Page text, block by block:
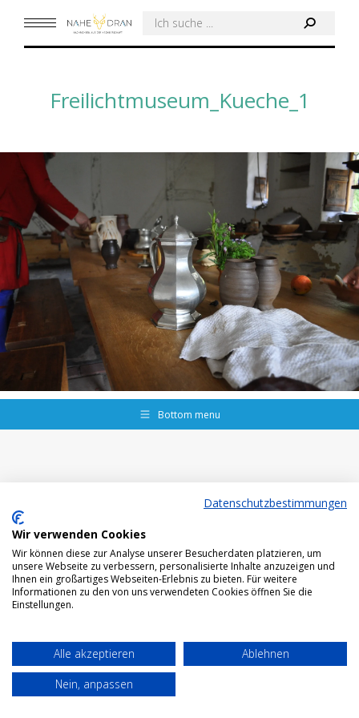
Search:
Freilichtmuseum_Kueche_1
Bottom menu
Datenschutzbestimmungen
Wir verwenden Cookies
Wir können diese zur Analyse unserer Besucherdaten platzieren, um
unsere Webseite zu verbessern, personalisierte Inhalte anzuzeigen und
Ihnen ein großartiges Webseiten-Erlebnis zu bieten. Für weitere
Informationen zu den von uns verwendeten Cookies öffnen Sie die
Einstellungen.
Alle akzeptieren
Ablehnen
Nein, anpassen